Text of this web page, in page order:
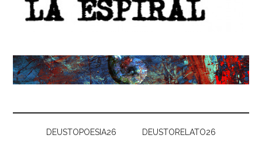
DEUSTOPOESIA26 DEUSTORELATO26